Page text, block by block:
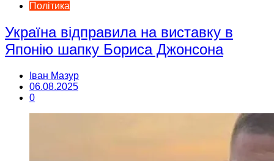
Політика
Україна відправила на виставку в
Японію шапку Бориса Джонсона
Іван Мазур
06.08.2025
0